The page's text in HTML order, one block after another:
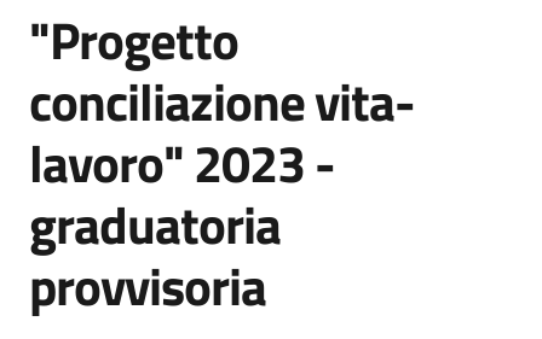
Vivere
Casalfiumanese
5x1000
Salta al contenuto
"Progetto
conciliazione vita-
lavoro" 2023 -
graduatoria
provvisoria